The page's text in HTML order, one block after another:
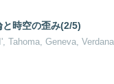
時空の歪み(2/5)
Tahoma, Geneva,